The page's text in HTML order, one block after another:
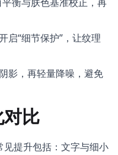
启“细节保护”，让纹理
影，再轻量降噪，避免
比
提升包括：文字与细小